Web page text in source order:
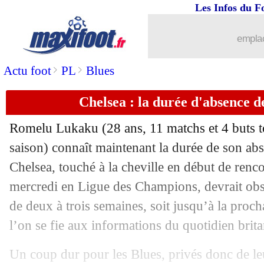
Actu foot> PL > Blues
Les Infos du
Chelsea : la durée d'absence
Romelu Lukaku (28 ans, 11 matchs et 4 buts
saison) connaît maintenant la durée de son
Chelsea, touché à la cheville en début de
mercredi en Ligue des Champions, devrait
de deux à trois semaines, soit jusqu’à la
l’on se fie aux informations du quotidien
Un coup dur pour les Blues, privés donc de
Rennes : Monaco-Lyon, Genesio
22/10 OM: Lirola s'agace un peu
22/10 Barça: le nouvel appel du pied de
22/10 Liverpool: la CAN inquiète les Reds
OM-PSG : l'appel au calme de
22/10 OM: l'espoir de Sampaoli face au
Rennes : Doku espéré contre Lyon